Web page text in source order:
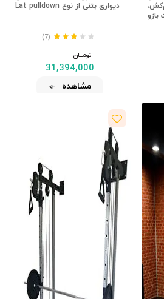
بازو
دیواری بتنی از نوع Lat pulldown
(7)
تومــــــان
31,394,000
مشاهده